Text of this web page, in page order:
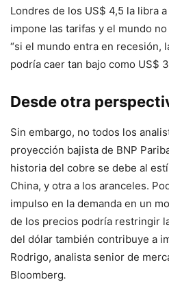
Londres de los US$ 4,5 la libra
impone las tarifas y el mundo
“si el mundo entra en recesión,
podría caer tan bajo como US$
Desde otra
Sin embargo, no todos los
proyección bajista de BNP
historia del cobre se debe al
China, y otra a los aranceles.
impulso en la demanda en un
de los precios podría restringir
del dólar también contribuye a
Rodrigo, analista senior de
Bloomberg.